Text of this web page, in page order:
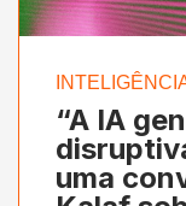
“A IA
uma